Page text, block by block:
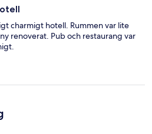
charmigt hotell. Rummen var lite
renoverat. Pub och restaurang var